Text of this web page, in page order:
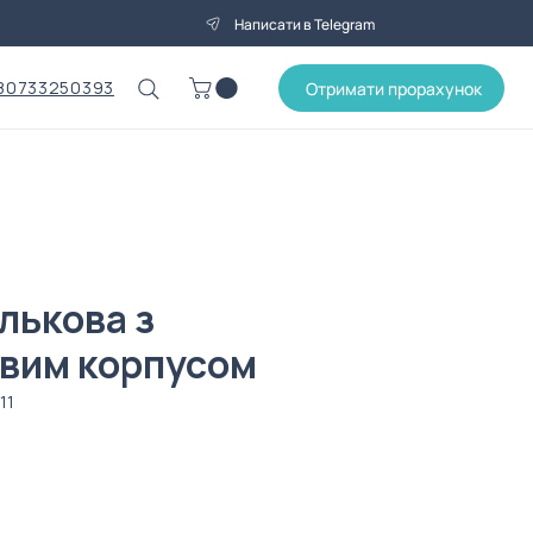
Написати в Telegram
Отримати прорахунок
з
корпусом